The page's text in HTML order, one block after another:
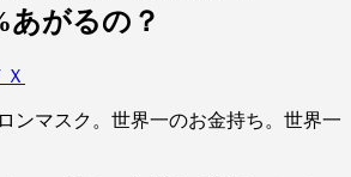
あがるの？
Ｘ
ンマスク。世界一のお金持ち。世界一